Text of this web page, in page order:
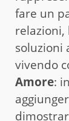
fare un
relazioni,
soluzioni
vivendo
Amore: